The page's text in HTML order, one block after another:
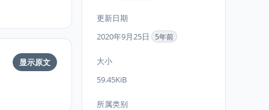
显示原文
更新日期
2020年9月25日
5年前
大小
59.45KiB
所属类别